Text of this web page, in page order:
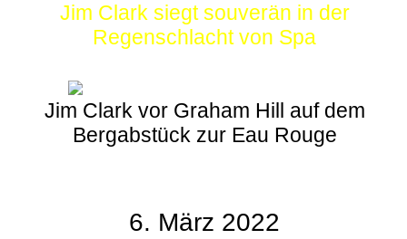
Jim Clark siegt souverän in der
Regenschlacht von Spa
Jim Clark vor Graham Hill auf dem
Bergabstück zur Eau Rouge
6. März 2022